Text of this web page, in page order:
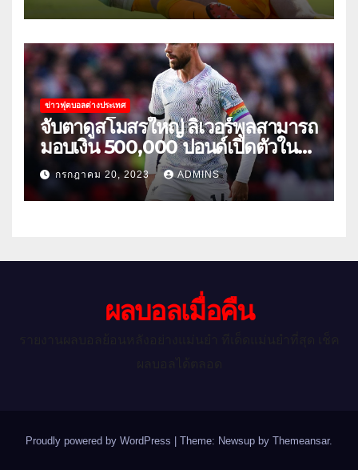
ข่าวฟุตบอลต่างประเทศ
จับตาดูสโมสรใหญ่ ลิเวอร์พูลสามารถ
มอบเงิน 500,000 ปอนด์เปิดตัวใน
เกมกระชับมิตรนัดแรกของฤดูร้อน
กรกฎาคม 20, 2023 ADMINS
ผลบอลเมื่อคืน
Proudly powered by WordPress Theme: Newsup by Themeansar.